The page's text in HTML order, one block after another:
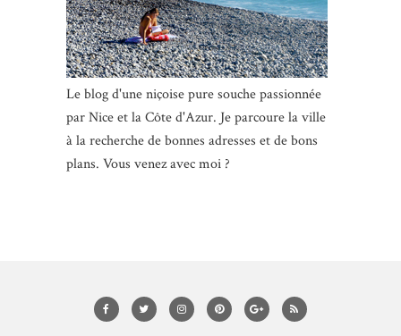
Le blog d'une niçoise pure souche passionnée
par Nice et la Côte d'Azur. Je parcoure la ville
à la recherche de bonnes adresses et de bons
plans. Vous venez avec moi ?